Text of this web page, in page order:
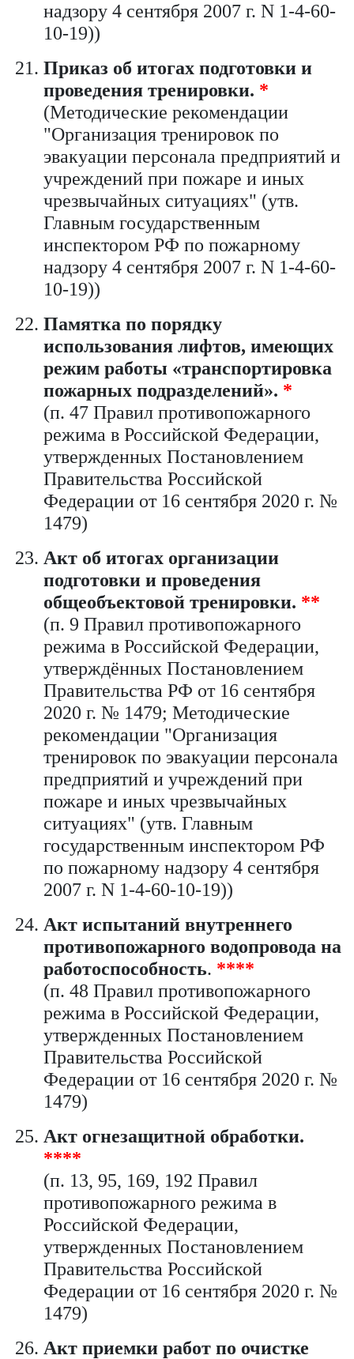
надзору 4 сентября 2007 г. N 1-4-60-
10-19))
Приказ об итогах подготовки и
проведения тренировки. *
(Методические рекомендации
"Организация тренировок по
эвакуации персонала предприятий и
учреждений при пожаре и иных
чрезвычайных ситуациях" (утв.
Главным государственным
инспектором РФ по пожарному
надзору 4 сентября 2007 г. N 1-4-60-
10-19))
Памятка по порядку
использования лифтов, имеющих
режим работы «транспортировка
пожарных подразделений». *
(п. 47 Правил противопожарного
режима в Российской Федерации,
утвержденных Постановлением
Правительства Российской
Федерации от 16 сентября 2020 г. №
1479)
Акт об итогах организации
подготовки и проведения
общеобъектовой тренировки. **
(п. 9 Правил противопожарного
режима в Российской Федерации,
утверждённых Постановлением
Правительства РФ от 16 сентября
2020 г. № 1479; Методические
рекомендации "Организация
тренировок по эвакуации персонала
предприятий и учреждений при
пожаре и иных чрезвычайных
ситуациях" (утв. Главным
государственным инспектором РФ
по пожарному надзору 4 сентября
2007 г. N 1-4-60-10-19))
Акт испытаний внутреннего
противопожарного водопровода на
работоспособность. ****
(п. 48 Правил противопожарного
режима в Российской Федерации,
утвержденных Постановлением
Правительства Российской
Федерации от 16 сентября 2020 г. №
1479)
Акт огнезащитной обработки.
****
(п. 13, 95, 169, 192 Правил
противопожарного режима в
Российской Федерации,
утвержденных Постановлением
Правительства Российской
Федерации от 16 сентября 2020 г. №
1479)
Акт приемки работ по очистке